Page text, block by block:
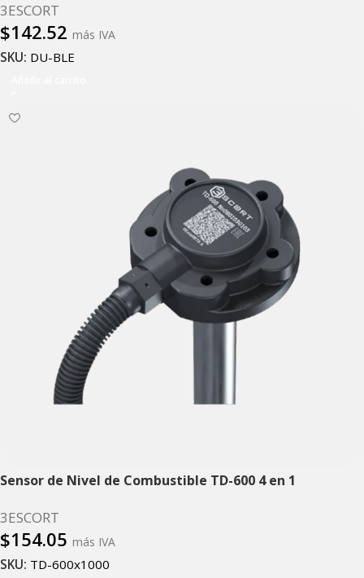
3ESCORT
$142.52 más IVA
SKU: DU-BLE
Sensor de Nivel de Combustible TD-600 4 en 1
3ESCORT
$154.05 más IVA
SKU: TD-600x1000